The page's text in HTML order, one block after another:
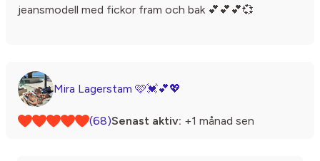
jeansmodell med fickor fram och bak 💕💕💕💞
Mira Lagerstam 🩷💓💕💖
(68)Senast aktiv: +1 månad sen